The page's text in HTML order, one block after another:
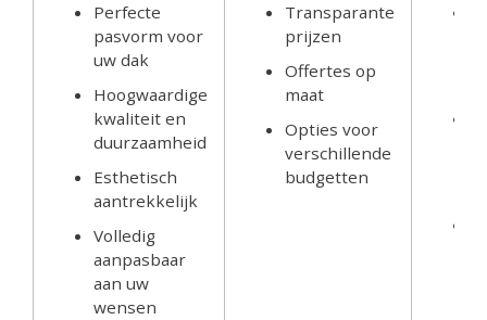
Perfecte
pasvorm voor
uw dak
Hoogwaardige
kwaliteit en
duurzaamheid
Esthetisch
aantrekkelijk
Volledig
aanpasbaar
aan uw
wensen
Transparante
prijzen
Offertes op
maat
Opties voor
verschillende
budgetten